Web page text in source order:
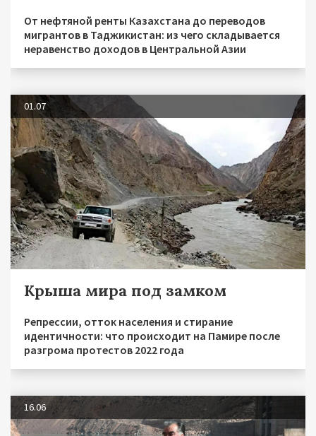
От нефтяной ренты Казахстана до переводов
мигрантов в Таджикистан: из чего складывается
неравенство доходов в Центральной Азии
01.07
Крыша мира под замком
Репрессии, отток населения и стирание
идентичности: что происходит на Памире после
разгрома протестов 2022 года
16.06